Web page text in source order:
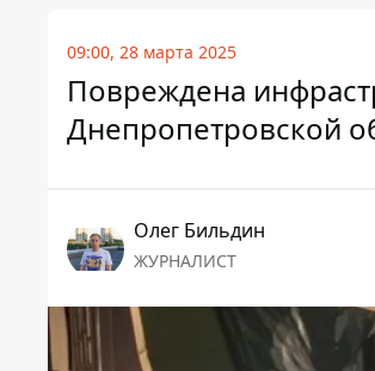
09:00, 28 марта 2025
Повреждена
Днепропетровской
Олег Бильдин
ЖУРНАЛИСТ